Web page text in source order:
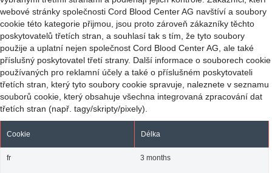
webové stránky společnosti Cord Blood Center AG navštíví a soubory
cookie této kategorie přijmou, jsou proto zároveň zákazníky těchto
poskytovatelů třetích stran, a souhlasí tak s tím, že tyto soubory
použije a uplatní nejen společnost Cord Blood Center AG, ale také
příslušný poskytovatel třetí strany. Další informace o souborech cookie
používaných pro reklamní účely a také o příslušném poskytovateli
třetích stran, který tyto soubory cookie spravuje, naleznete v seznamu
souborů cookie, který obsahuje všechna integrovaná zpracování dat
třetích stran (např. tagy/skripty/pixely).
Cookie Délka
fr 3 months